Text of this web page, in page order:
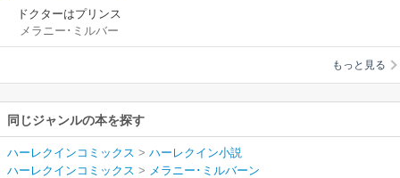
ドクターはプリンス
メラニー･ミルバー
ン/青木れいな
もっと見る
同じジャンルの本を探す
ハーレクインコミックス > ハーレクイン小説
ハーレクインコミックス > メラニー･ミルバーン